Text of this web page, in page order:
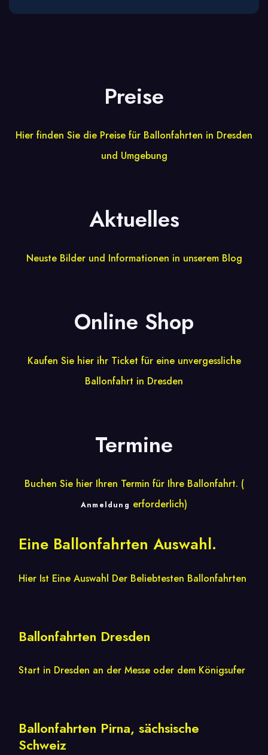
Preise
Hier finden Sie die Preise für Ballonfahrten in Dresden
und Umgebung
Aktuelles
Neuste Bilder und Informationen in unserem Blog
Online Shop
Kaufen Sie hier ihr Ticket für eine unvergessliche
Ballonfahrt in Dresden
Termine
Buchen Sie hier Ihren Termin für Ihre Ballonfahrt. (
Anmeldung erforderlich)
Eine Ballonfahrten Auswahl.
Hier Ist Eine Auswahl Der Beliebtesten Ballonfahrten
Ballonfahrten Dresden
Start in Dresden an der Messe oder dem Königsufer
Ballonfahrten Pirna, sächsische
Schweiz